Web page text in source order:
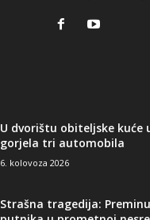
U dvorištu obiteljske kuće
gorjela tri automobila
6. kolovoza 2026
Strašna tragedija: